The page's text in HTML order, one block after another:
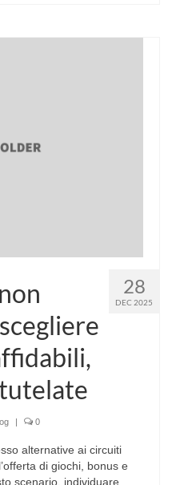
28
DEC 2025
| 0
alternative ai circuiti
di giochi, bonus e
scenario, individuare